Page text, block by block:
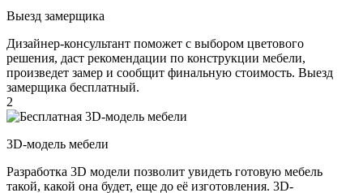
Выезд замерщика
Дизайнер-консультант поможет с выбором цветового
решения, даст рекомендации по конструкции мебели,
произведет замер и сообщит финальную стоимость. Выезд
замерщика бесплатный.
2
3D-модель мебели
Разработка 3D модели позволит увидеть готовую мебель
такой, какой она будет, еще до её изготовления. 3D-